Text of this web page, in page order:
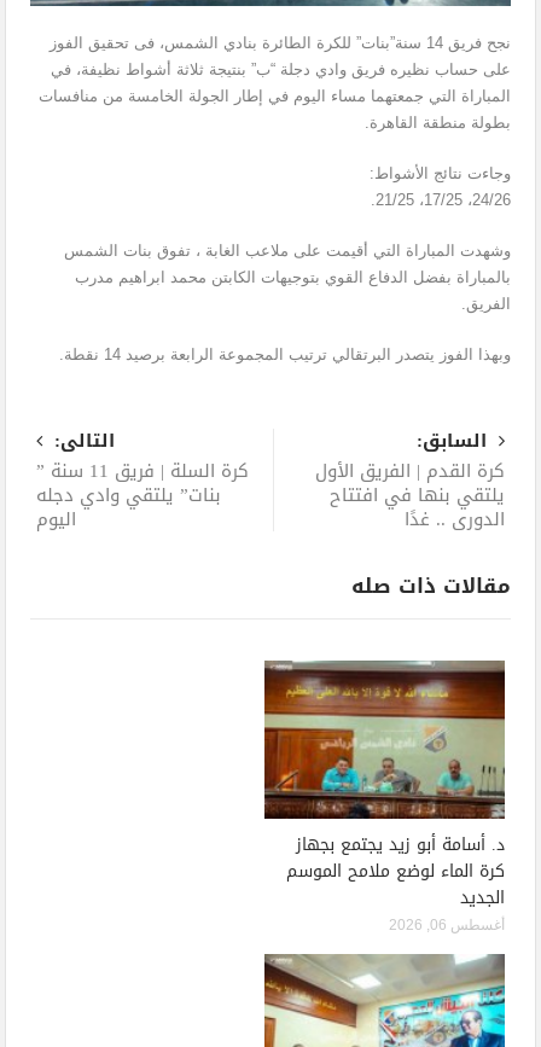
نجح فريق 14 سنة”بنات” للكرة الطائرة بنادي الشمس، فى تحقيق الفوز
على حساب نظيره فريق وادي دجلة “ب” بنتيجة ثلاثة أشواط نظيفة، في
المباراة التي جمعتهما مساء اليوم في إطار الجولة الخامسة من منافسات
بطولة منطقة القاهرة.
وجاءت نتائج الأشواط:
24/26، 17/25، 21/25.
وشهدت المباراة التي أقيمت على ملاعب الغابة ، تفوق بنات الشمس
بالمباراة بفضل الدفاع القوي بتوجيهات الكابتن محمد ابراهيم مدرب
الفريق.
وبهذا الفوز يتصدر البرتقالي ترتيب المجموعة الرابعة برصيد 14 نقطة.
السابق:
كرة القدم | الفريق الأول
يلتقي بنها في افتتاح
الدوري .. غدًا
التالى:
كرة السلة | فريق 11 سنة ”
بنات” يلتقي وادي دجله
اليوم
مقالات ذات صله
د. أسامة أبو زيد يجتمع بجهاز
كرة الماء لوضع ملامح الموسم
الجديد
أغسطس 06, 2026